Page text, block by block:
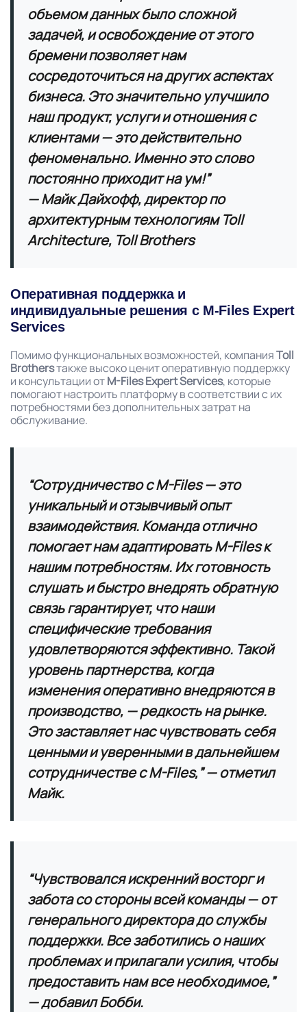
объемом данных было сложной
задачей, и освобождение от этого
бремени позволяет нам
сосредоточиться на других аспектах
бизнеса. Это значительно улучшило
наш продукт, услуги и отношения с
клиентами — это действительно
феноменально. Именно это слово
постоянно приходит на ум!”
— Майк Дайхофф, директор по
архитектурным технологиям Toll
Architecture, Toll Brothers
Оперативная поддержка и
индивидуальные решения с M-Files Expert
Services
Помимо функциональных возможностей, компанияToll
Brothersтакже высоко ценит оперативную поддержку
и консультации отM-Files Expert Services, которые
помогают настроить платформу в соответствии с их
потребностями без дополнительных затрат на
обслуживание.
“Сотрудничество с M-Files — это
уникальный и отзывчивый опыт
взаимодействия. Команда отлично
помогает нам адаптировать M-Files к
нашим потребностям. Их готовность
слушать и быстро внедрять обратную
связь гарантирует, что наши
специфические требования
удовлетворяются эффективно. Такой
уровень партнерства, когда
изменения оперативно внедряются в
производство, — редкость на рынке.
Это заставляет нас чувствовать себя
ценными и уверенными в дальнейшем
сотрудничестве с M-Files,” — отметил
Майк.
“Чувствовался искренний восторг и
забота со стороны всей команды — от
генерального директора до службы
поддержки. Все заботились о наших
проблемах и прилагали усилия, чтобы
предоставить нам все необходимое,”
— добавил Бобби.